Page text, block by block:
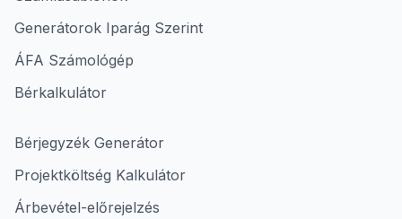
Generátorok Iparág Szerint
ÁFA Számológép
Bérkalkulátor
Bérjegyzék Generátor
Projektköltség Kalkulátor
Árbevétel-előrejelzés